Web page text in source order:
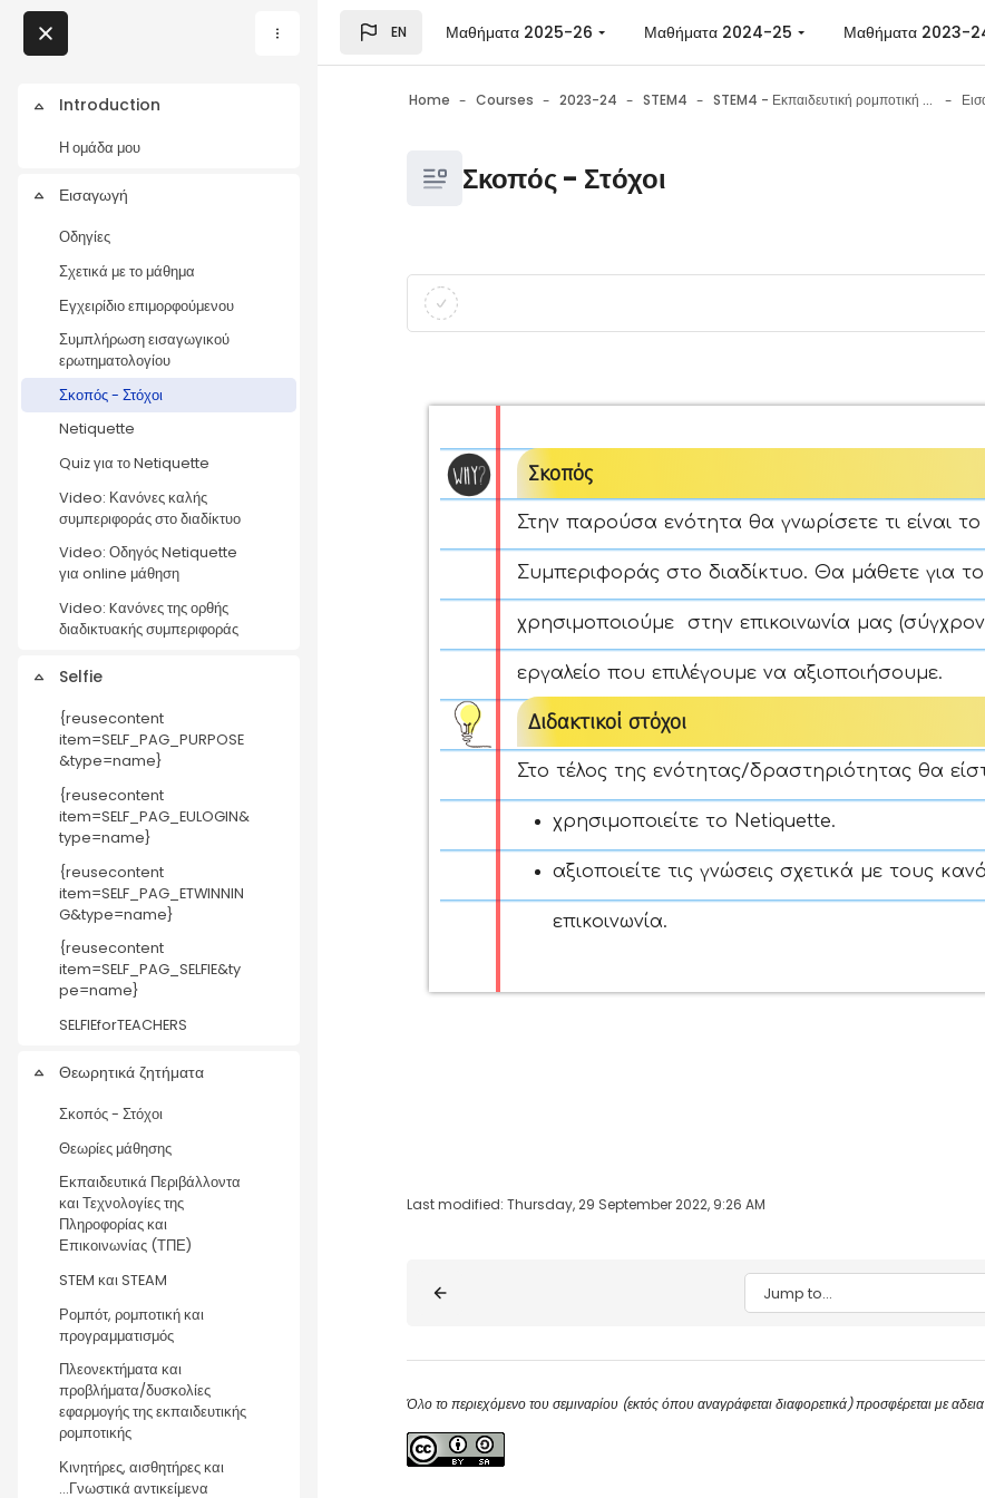
Blocks
Blocks
Collapse
Introduction
Η ομάδα μου
Collapse
Εισαγωγή
Οδηγίες
Σχετικά με το μάθημα
Εγχειρίδιο επιμορφούμενου
Συμπλήρωση εισαγωγικού
ερωτηματολογίου
Σκοπός - Στόχοι
Netiquette
Quiz για το Netiquette
Video: Κανόνες καλής
συμπεριφοράς στο διαδίκτυο
Video: Οδηγός Netiquette
για online μάθηση
Video: Kανόνες της ορθής
διαδικτυακής συμπεριφοράς
Collapse
Selfie
{reusecontent
item=SELF_PAG_PURPOSE
&type=name}
{reusecontent
item=SELF_PAG_EULOGIN&
type=name}
{reusecontent
item=SELF_PAG_ETWINNIN
G&type=name}
{reusecontent
item=SELF_PAG_SELFIE&ty
pe=name}
SELFIEforTEACHERS
Collapse
Θεωρητικά ζητήματα
Σκοπός - Στόχοι
Θεωρίες μάθησης
Εκπαιδευτικά Περιβάλλοντα
και Τεχνολογίες της
Πληροφορίας και
Επικοινωνίας (ΤΠΕ)
STEM και STEAM
Ρομπότ, ρομποτική και
προγραμματισμός
Πλεονεκτήματα και
προβλήματα/δυσκολίες
εφαρμογής της εκπαιδευτικής
ρομποτικής
Κινητήρες, αισθητήρες και
...Γνωστικά αντικείμενα
EN Μαθήματα 2025-26 Μαθήματα 2024-25 Μαθήματα 2023-
Home Courses 2023-24 STEM4 STEM4 - Εκπαιδευτική ρομποτική με το Edison
BlocksΣκοπός - Στόχοι
Blocks
Completion requirements
Σκοπός
Στην παρούσα ενότητα θα γνωρίσετε τι είναι
Συμπεριφοράς στο διαδίκτυο. Θα μάθετε για
χρησιμοποιούμε στην επικοινωνία μας
εργαλείο που επιλέγουμε να αξιοποιήσουμε.
Διδακτικοί στόχοι
Στο τέλος της ενότητας/δραστηριότητας θα
χρησιμοποιείτε το Netiquette.
αξιοποιείτε τις γνώσεις σχετικά με τους
επικοινωνία.
Last modified: Thursday, 29 September 2022, 9:26 AM
Blocks Jump to...
Όλο το περιεχόμενο του σεμιναρίου (εκτός όπου αναγράφεται διαφορετικά) προσφέρεται με